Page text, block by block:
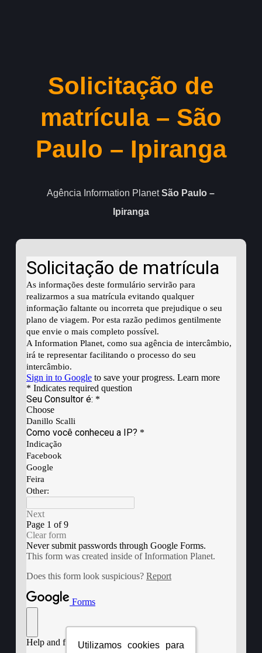
Utilizamos cookies para
Utilizamos cookies para
Solicitação de
matrícula – São
Paulo – Ipiranga
Agência Information PlanetSão Paulo –
Ipiranga